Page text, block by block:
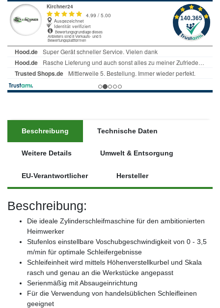
Beschreibung Technische Daten
Weitere Details Umwelt & Entsorgung
EU-Verantwortlicher Hersteller
Beschreibung:
Die ideale Zylinderschleifmaschine für den ambitionierten
Heimwerker
Stufenlos einstellbare Voschubgeschwindigkeit von 0 - 3,5
m/min für optimale Schleifergebnisse
Schleifeinheit wird mittels Höhenverstellkurbel und Skala
rasch und genau an die Werkstücke angepasst
Serienmäßig mit Absaugeinrichtung
Für die Verwendung von handelsüblichen Schleifleinen
geeignet